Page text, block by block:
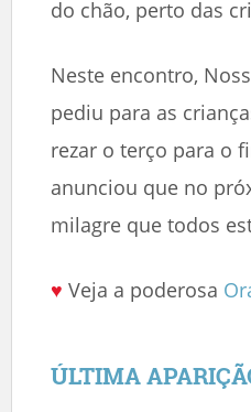
do chão, perto das
Neste encontro,
pediu para as
rezar o terço para o
anunciou que no
milagre que todos
♥ Veja a poderosa
ÚLTIMA